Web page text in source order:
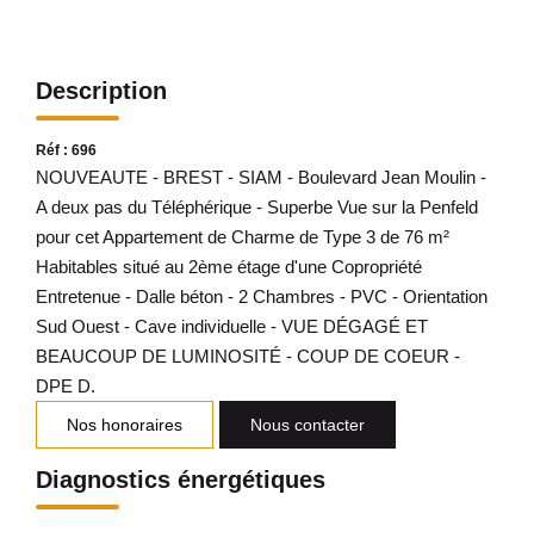
Description
Réf : 696
NOUVEAUTE - BREST - SIAM - Boulevard Jean Moulin -
A deux pas du Téléphérique - Superbe Vue sur la Penfeld
pour cet Appartement de Charme de Type 3 de 76 m²
Habitables situé au 2ème étage d'une Copropriété
Entretenue - Dalle béton - 2 Chambres - PVC - Orientation
Sud Ouest - Cave individuelle - VUE DÉGAGÉ ET
BEAUCOUP DE LUMINOSITÉ - COUP DE COEUR -
DPE D.
Nos honoraires Nous contacter
Diagnostics énergétiques